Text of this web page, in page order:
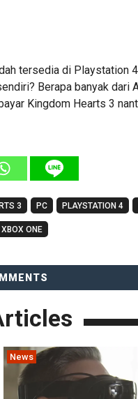
tersedia di Playstation
Berapa banyak dari
Kingdom Hearts 3
3 PC PLAYSTATION 4
XBOX ONE
News